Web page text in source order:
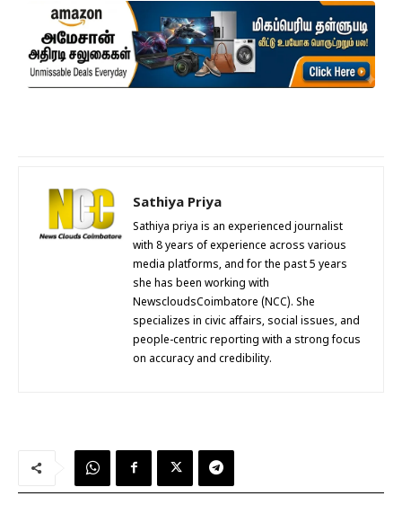
Sathiya Priya
Sathiya priya is an experienced journalist
with 8 years of experience across various
media platforms, and for the past 5 years
she has been working with
NewscloudsCoimbatore (NCC). She
specializes in civic affairs, social issues, and
people-centric reporting with a strong focus
on accuracy and credibility.